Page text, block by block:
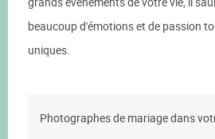
beaucoup d'émotions et de passion
uniques.
Photographes de mariage dans